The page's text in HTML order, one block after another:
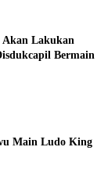
Akan Lakukan
Bermain
Main Ludo King